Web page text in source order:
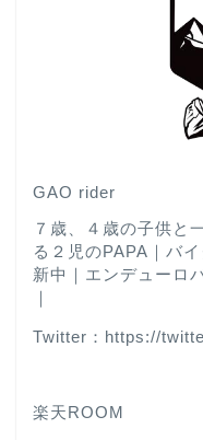
GAO rider
７歳、４歳の子供と
る２児のPAPA｜バ
新中｜エンデューロ
｜
Twitter：https://
楽天ROOM